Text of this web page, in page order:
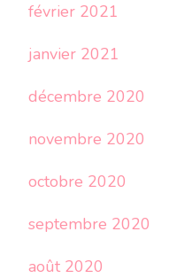
février 2021
janvier 2021
décembre 2020
novembre 2020
octobre 2020
septembre 2020
août 2020